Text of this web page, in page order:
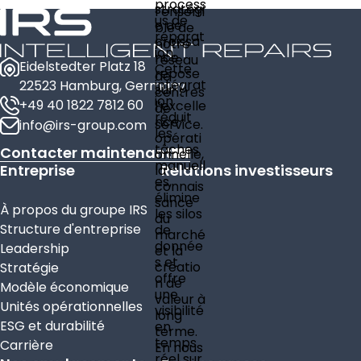
l’ensem
ble de
notre
réseau
de
centres
de
service.
process
us de
réparat
ion.
Cette
intégrat
ion
réduit
les
tâches
manuell
es,
élimine
les silos
de
donnée
s et
offre
une
visibilité
en
temps
stratégi
e de
croissa
nce
repose
sur
l’excelle
nce
opérati
onnelle,
la
connais
sance
du
marché
et la
créatio
n de
valeur à
long
terme.
En nous
Eidelstedter Platz 18
22523 Hamburg, Germany
+49 40 1822 7812 60
info@irs-group.com
Contacter maintenant
Entreprise
À propos du groupe IRS
Structure d'entreprise
Leadership
Stratégie
Modèle économique
Unités opérationnelles
ESG et durabilité
Carrière
Relations investisseurs